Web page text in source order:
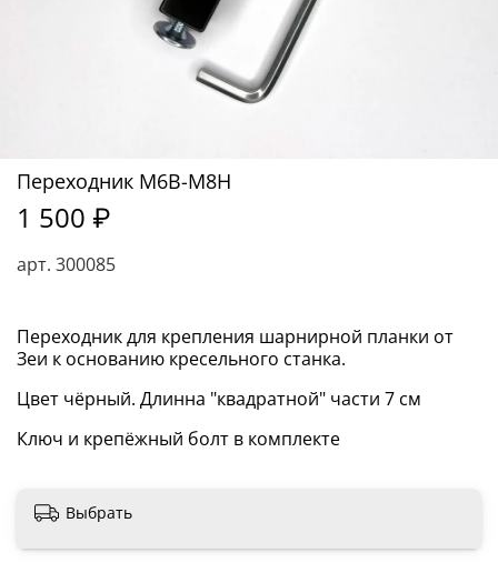
арт. 300085
Переходник М6В-М8Н
1 500 ₽
Переходник для крепления шарнирной планки от
Зеи к основанию кресельного станка.
Цвет чёрный. Длинна "квадратной" части 7 см
Ключ и крепёжный болт в комплекте
Выбрать